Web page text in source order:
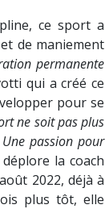
ce sport a
de maniement
permanente
qui a créé ce
pour se
ne soit pas plus
passion pour
déplore la coach
2022, déjà à
plus tôt, elle